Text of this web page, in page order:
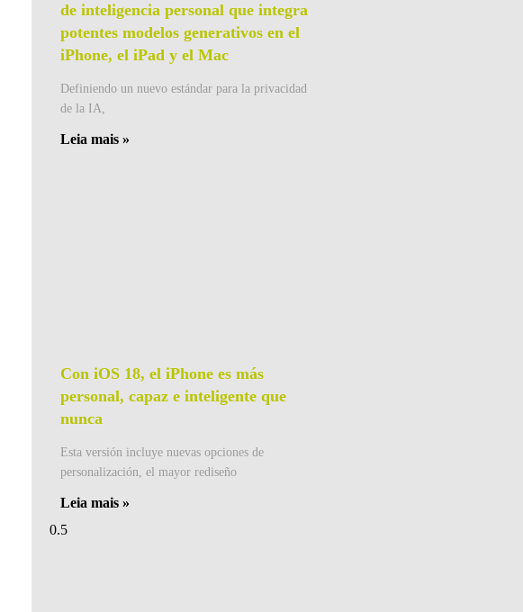
de inteligencia personal que integra
potentes modelos generativos en el
iPhone, el iPad y el Mac
Definiendo un nuevo estándar para la privacidad
de la IA,
Leia mais »
Con iOS 18, el iPhone es más
personal, capaz e inteligente que
nunca
Esta versión incluye nuevas opciones de
personalización, el mayor rediseño
Leia mais »